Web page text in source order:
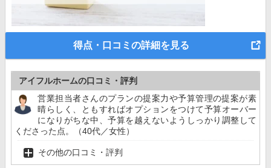
得点・口コミの詳細を見る
アイフルホームの口コミ・評判
営業担当者さんのプランの提案力や予算管理の提案が素
晴らしく、ともすればオプションをつけて予算オーバー
になりがちな中、予算を越えないようしっかり調整して
くださった点。（40代／女性）
その他の口コミ・評判